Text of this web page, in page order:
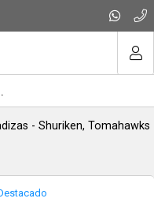
- Shuriken, Tomahawks